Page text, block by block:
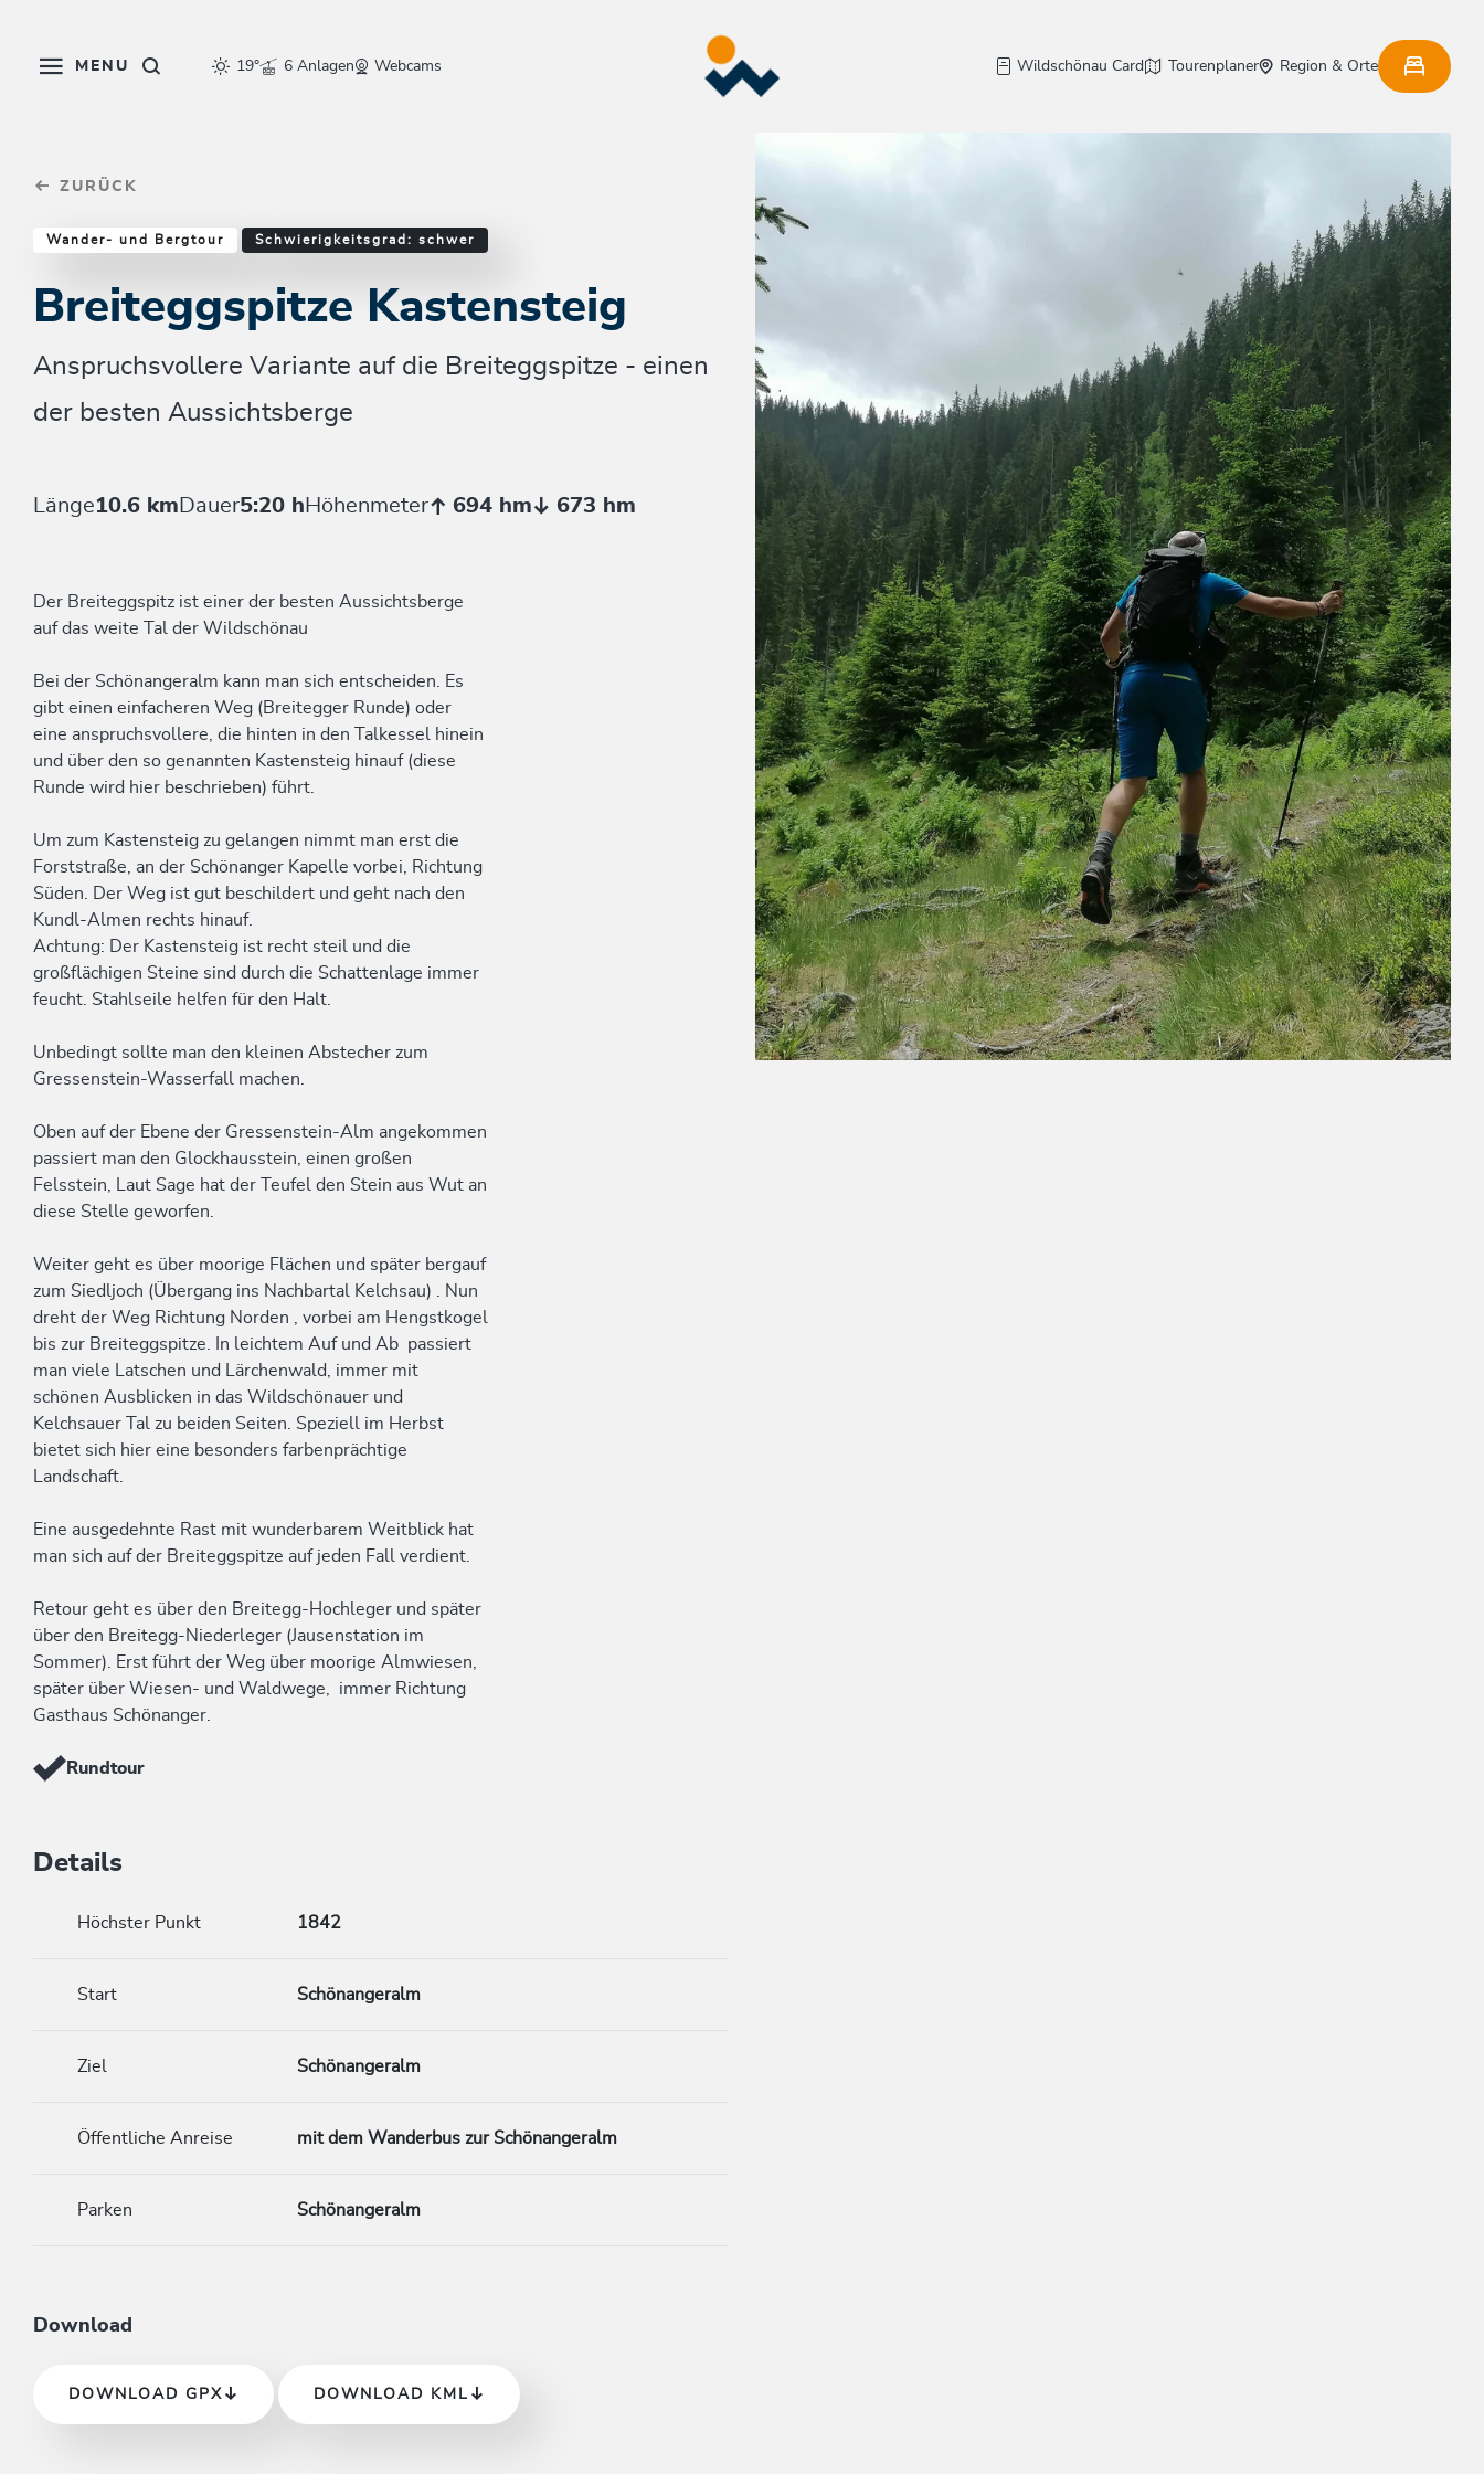
MENU 19° 6 Anlagen Webcams Wildschönau Card Tourenplaner Region & Orte
ZURÜCK
Wander- und Bergtour Schwierigkeitsgrad: schwer
Breiteggspitze Kastensteig
Anspruchsvollere Variante auf die Breiteggspitze - einen
der besten Aussichtsberge
Länge10.6 km Dauer5:20 h Höhenmeter 694 hm 673 hm
Der Breiteggspitz ist einer der besten Aussichtsberge
auf das weite Tal der Wildschönau
Bei der Schönangeralm kann man sich entscheiden. Es
gibt einen einfacheren Weg (Breitegger Runde) oder
eine anspruchsvollere, die hinten in den Talkessel hinein
und über den so genannten Kastensteig hinauf (diese
Runde wird hier beschrieben) führt.
Um zum Kastensteig zu gelangen nimmt man erst die
Forststraße, an der Schönanger Kapelle vorbei, Richtung
Süden. Der Weg ist gut beschildert und geht nach den
Kundl-Almen rechts hinauf.
Achtung: Der Kastensteig ist recht steil und die
großflächigen Steine sind durch die Schattenlage immer
feucht. Stahlseile helfen für den Halt.
Unbedingt sollte man den kleinen Abstecher zum
Gressenstein-Wasserfall machen.
Oben auf der Ebene der Gressenstein-Alm angekommen
passiert man den Glockhausstein, einen großen
Felsstein, Laut Sage hat der Teufel den Stein aus Wut an
diese Stelle geworfen.
Weiter geht es über moorige Flächen und später bergauf
zum Siedljoch (Übergang ins Nachbartal Kelchsau) . Nun
dreht der Weg Richtung Norden , vorbei am Hengstkogel
bis zur Breiteggspitze. In leichtem Auf und Ab passiert
man viele Latschen und Lärchenwald, immer mit
schönen Ausblicken in das Wildschönauer und
Kelchsauer Tal zu beiden Seiten. Speziell im Herbst
bietet sich hier eine besonders farbenprächtige
Landschaft.
Eine ausgedehnte Rast mit wunderbarem Weitblick hat
man sich auf der Breiteggspitze auf jeden Fall verdient.
Retour geht es über den Breitegg-Hochleger und später
über den Breitegg-Niederleger (Jausenstation im
Sommer). Erst führt der Weg über moorige Almwiesen,
später über Wiesen- und Waldwege, immer Richtung
Gasthaus Schönanger.
Rundtour
Details
Höchster Punkt 1842
Start Schönangeralm
Ziel Schönangeralm
Öffentliche Anreise mit dem Wanderbus zur Schönangeralm
Parken Schönangeralm
Download
DOWNLOAD GPX DOWNLOAD KML